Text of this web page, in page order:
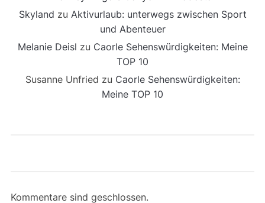
Skyland zu Aktivurlaub: unterwegs zwischen Sport
und Abenteuer
Melanie Deisl zu Caorle Sehenswürdigkeiten: Meine
TOP 10
Susanne Unfried zu Caorle Sehenswürdigkeiten:
Meine TOP 10
Kommentare sind geschlossen.